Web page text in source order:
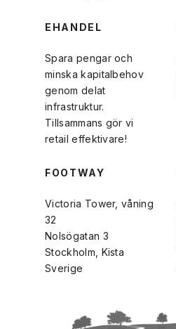
EHANDEL
Spara pengar och
minska kapitalbehov
genom delat
infrastruktur.
Tillsammans gör vi
retail effektivare!
FOOTWAY
Victoria Tower, våning
32
Nolsögatan 3
Stockholm, Kista
Sverige